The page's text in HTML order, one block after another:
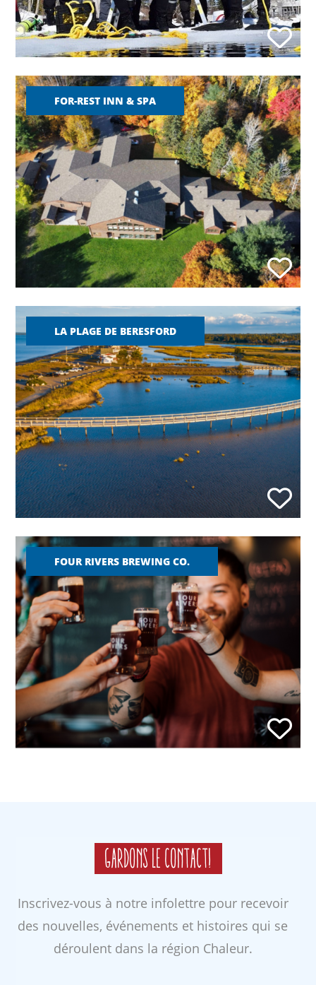
FOR-REST INN & SPA
LA PLAGE DE BERESFORD
FOUR RIVERS BREWING CO.
Gardons le contact!
Inscrivez-vous à notre infolettre pour recevoir
des nouvelles, événements et histoires qui se
déroulent dans la région Chaleur.